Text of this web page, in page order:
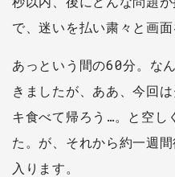
で、迷いを払い粛々と画面
あっという間の60分。な
きましたが、ああ、今回
キ食べて帰ろう…。と空し
た。が、それから約一週
入ります。